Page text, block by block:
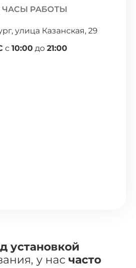
РАБОТЫ
улица Казанская, 29
с 10:00 до 21:00
установкой
у нас часто